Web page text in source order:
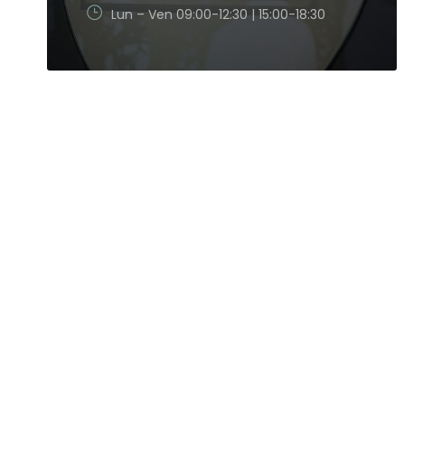
Lun – Ven 09:00-12:30 | 15:00-18:30